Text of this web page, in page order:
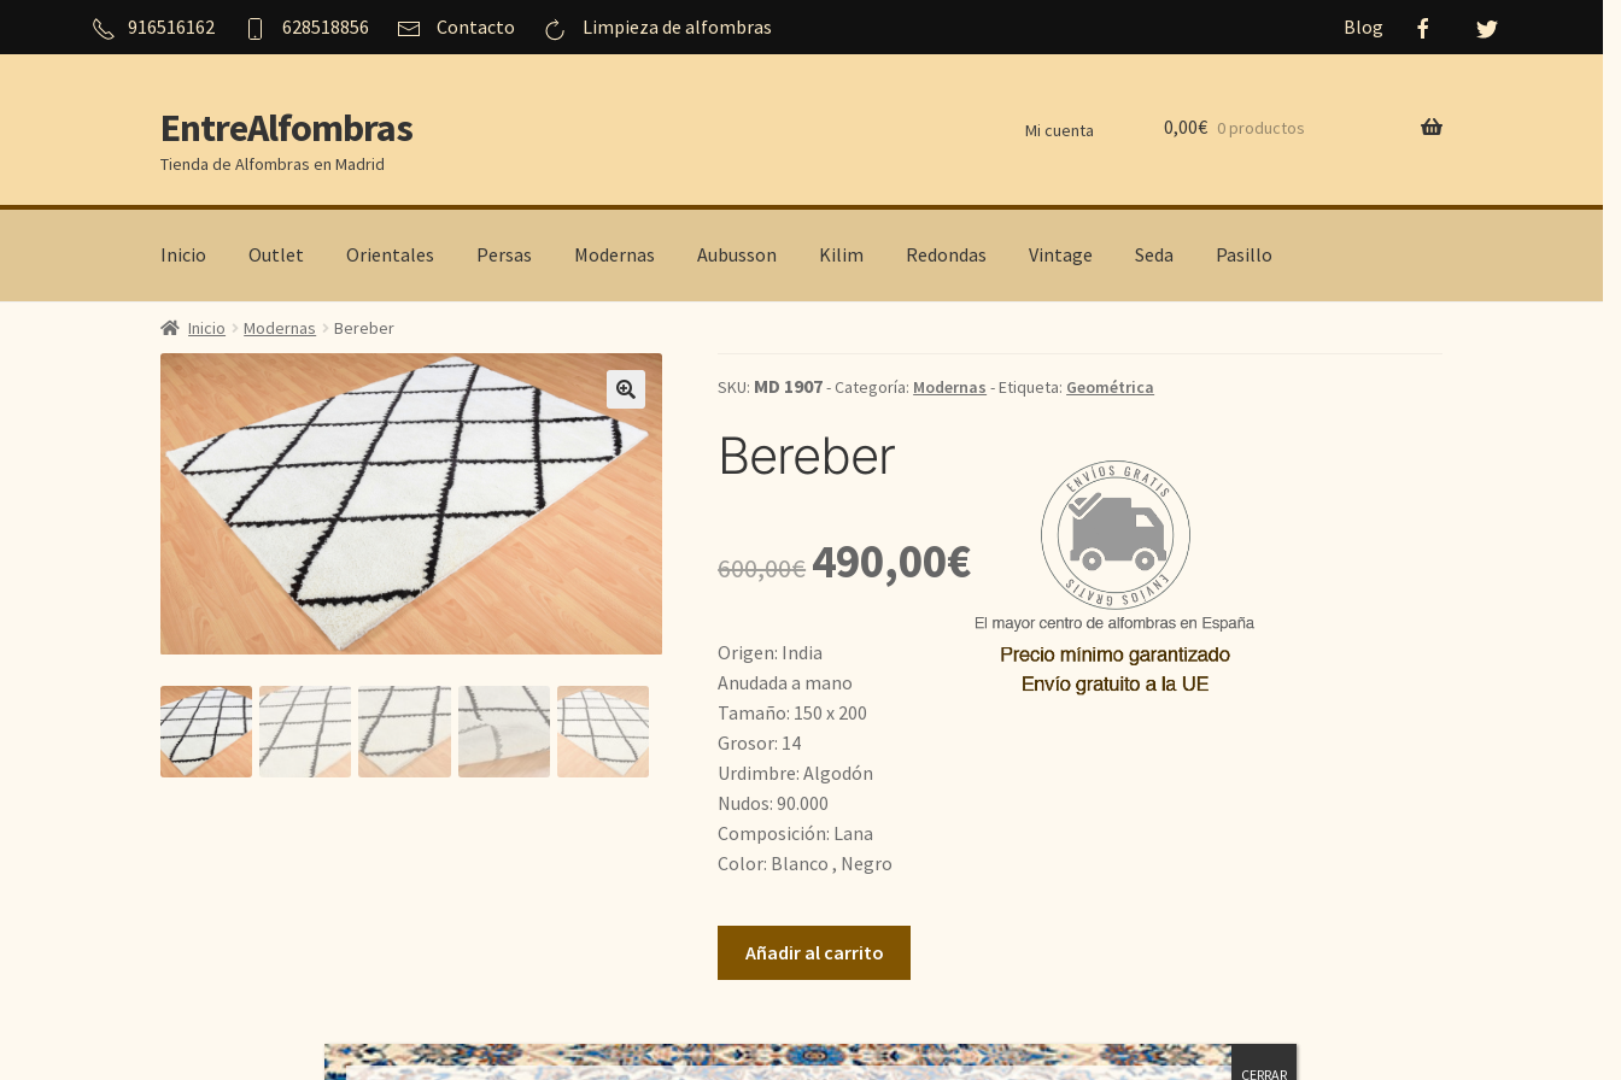
916516162 628518856 Contacto Limpieza de alfombras Blog
Ir
a
la
navegación
Ir
al
contenido
EntreAlfombras
Tienda de Alfombras en Madrid
Mi cuenta
Inicio Outlet Orientales Persas Modernas Aubusson Kilim Redondas Vintage Seda Pasillo
0,00€ 0 productos
Inicio Modernas Bereber
SKU: MD 1907- Categoría: Modernas - Etiqueta: Geométrica
Bereber
600,00€
El
precio
era:
600,00€.
490,00€El
actual
Origen: India
Anudada a mano
Tamaño: 150 x 200
Grosor: 14
Urdimbre: Algodón
Nudos: 90.000
Composición: Lana
Color: Blanco , Negro
Añadir al carrito
CERRAR